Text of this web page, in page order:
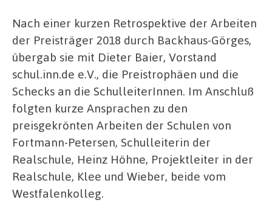
Nach einer kurzen Retrospektive der Arbeiten
der Preisträger 2018 durch Backhaus-Görges,
übergab sie mit Dieter Baier, Vorstand
schul.inn.de e.V., die Preistrophäen und die
Schecks an die SchulleiterInnen. Im Anschluß
folgten kurze Ansprachen zu den
preisgekrönten Arbeiten der Schulen von
Fortmann-Petersen, Schulleiterin der
Realschule, Heinz Höhne, Projektleiter in der
Realschule, Klee und Wieber, beide vom
Westfalenkolleg.